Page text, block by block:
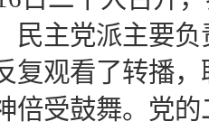
民主党派主要
复观看了转播
倍受鼓舞。党